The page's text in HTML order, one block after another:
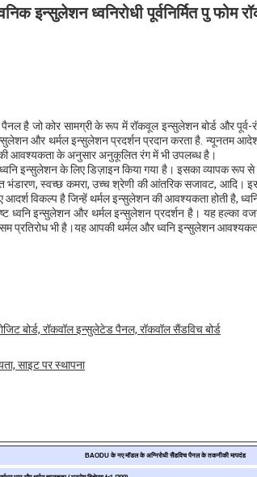
इन्सुलेशन ध्वनिरोधी पूर्वनिर्मित पु फोम
है जो कोर सामग्री के रूप में रॉकवूल इन्सुलेशन बोर्ड और पूर्व-
और थर्मल इन्सुलेशन प्रदर्शन प्रदान करता है. न्यूनतम
आवश्यकता के अनुसार अनुकूलित रंग में भी उपलब्ध है।
इन्सुलेशन के लिए डिज़ाइन किया गया है। इसका व्यापक रूप से
भंडारण, स्वच्छ कमरा, उच्च श्रेणी की आंतरिक सजावट, आदि।
आदर्श विकल्प है जिन्हें थर्मल इन्सुलेशन की आवश्यकता होती है,
ध्वनि इन्सुलेशन और थर्मल इन्सुलेशन प्रदर्शन है। यह हल्का
प्रतिरोध भी है।यह आपकी थर्मल और ध्वनि इन्सुलेशन
बोर्ड, रॉकवॉल इन्सुलेटेड पैनल, रॉकवॉल सैंडविच बोर्ड
साइट पर स्थापना
BAODU के नए मॉडल के अग्निरोधी सैंडविच पैनल के तकनीकी मापदंड